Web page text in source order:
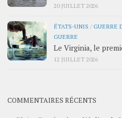
20 JUILLET 2026
ÉTATS-UNIS /GUERRE
GUERRE
Le Virginia, le
12 JUILLET 2026
COMMENTAIRES RÉCENTS